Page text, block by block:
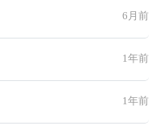
6月前
1年前
1年前